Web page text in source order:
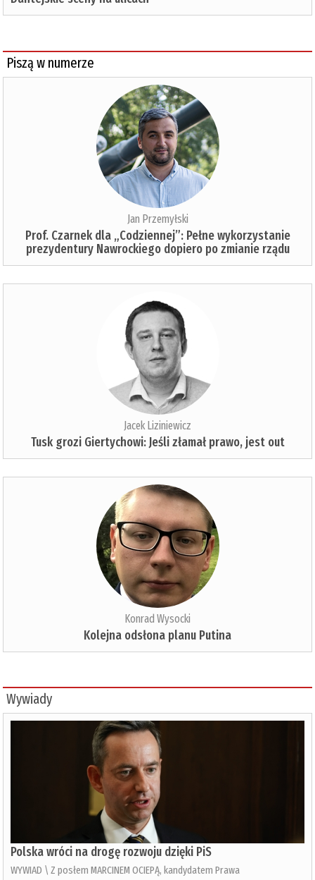
Piszą w numerze
Jan Przemyłski
Prof. Czarnek dla „Codziennej”: Pełne wykorzystanie
prezydentury Nawrockiego dopiero po zmianie rządu
Jacek Liziniewicz
Tusk grozi Giertychowi: Jeśli złamał prawo, jest out
Konrad Wysocki
Kolejna odsłona planu Putina
Wywiady
Polska wróci na drogę rozwoju dzięki PiS
WYWIAD \ Z posłem MARCINEM OCIEPĄ, kandydatem Prawa